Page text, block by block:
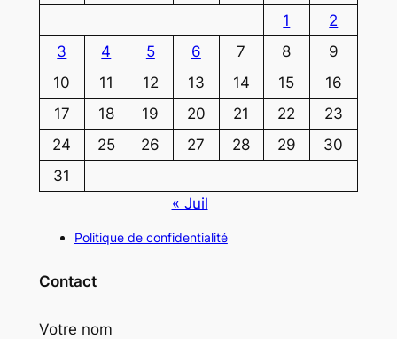
1
2
3
4 5 6 7 8
9
10
11 12 13 14 15
16
17
18 19 20 21 22
23
24
25 26 27 28 29
30
31
« Juil
Politique de confidentialité
Contact
Votre nom